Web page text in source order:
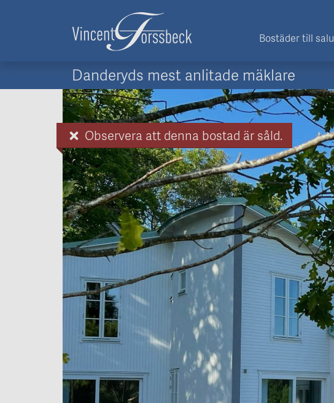
Bostäder till salu
Danderyds mest anlitade mäklare
Observera att denna bostad är såld.